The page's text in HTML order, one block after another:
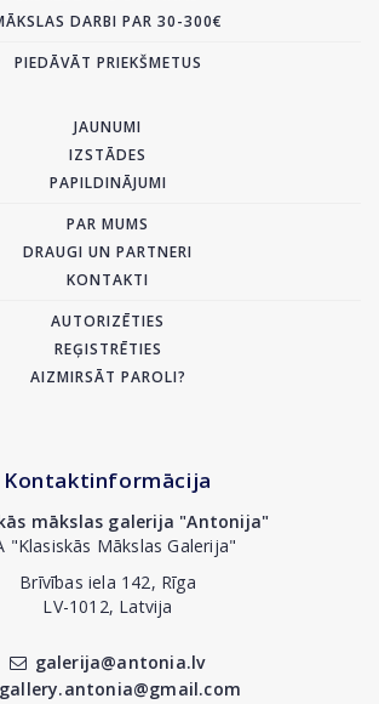
DARBI PAR 30-300€
PIEDĀVĀT PRIEKŠMETUS
JAUNUMI
IZSTĀDES
PAPILDINĀJUMI
PAR MUMS
DRAUGI UN PARTNERI
KONTAKTI
AUTORIZĒTIES
REĢISTRĒTIES
AIZMIRSĀT PAROLI?
Kontaktinformācija
mākslas galerija "Antonija"
"Klasiskās Mākslas Galerija"
Brīvības iela 142, Rīga
LV-1012, Latvija
galerija@antonia.lv
gallery.antonia@gmail.com